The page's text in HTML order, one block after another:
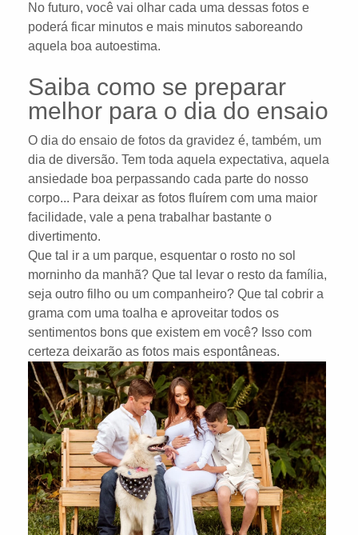
No futuro, você vai olhar cada uma dessas fotos e
poderá ficar minutos e mais minutos saboreando
aquela boa autoestima.
Saiba como se preparar
melhor para o dia do ensaio
O dia do ensaio de fotos da gravidez é, também, um
dia de diversão. Tem toda aquela expectativa, aquela
ansiedade boa perpassando cada parte do nosso
corpo... Para deixar as fotos fluírem com uma maior
facilidade, vale a pena trabalhar bastante o
divertimento.
Que tal ir a um parque, esquentar o rosto no sol
morninho da manhã? Que tal levar o resto da família,
seja outro filho ou um companheiro? Que tal cobrir a
grama com uma toalha e aproveitar todos os
sentimentos bons que existem em você? Isso com
certeza deixarão as fotos mais espontâneas.